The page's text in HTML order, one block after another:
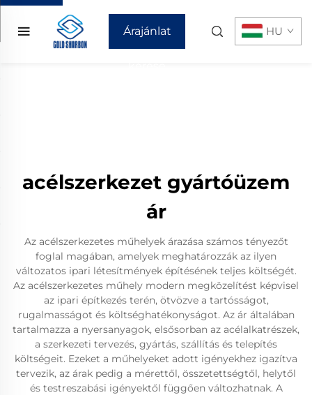
Árajánlat HU
acélszerkezet gyártóüzem
ár
Az acélszerkezetes műhelyek árazása számos tényezőt
foglal magában, amelyek meghatározzák az ilyen
változatos ipari létesítmények építésének teljes költségét.
Az acélszerkezetes műhely modern megközelítést képvisel
az ipari építkezés terén, ötvözve a tartósságot,
rugalmasságot és költséghatékonyságot. Az ár általában
tartalmazza a nyersanyagok, elsősorban az acélalkatrészek,
a szerkezeti tervezés, gyártás, szállítás és telepítés
költségeit. Ezeket a műhelyeket adott igényekhez igazítva
tervezik, az árak pedig a mérettől, összetettségtől, helytől
és testreszabási igényektől függően változhatnak. A